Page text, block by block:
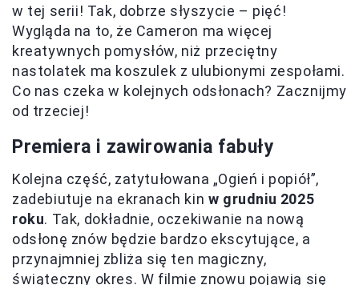
w tej serii! Tak, dobrze słyszycie – pięć!
Wygląda na to, że Cameron ma więcej
kreatywnych pomysłów, niż przeciętny
nastolatek ma koszulek z ulubionymi zespołami.
Co nas czeka w kolejnych odsłonach? Zacznijmy
od trzeciej!
Premiera i zawirowania fabuły
Kolejna część, zatytułowana „Ogień i popiół”,
zadebiutuje na ekranach kin w grudniu 2025
roku. Tak, dokładnie, oczekiwanie na nową
odsłonę znów będzie bardzo ekscytujące, a
przynajmniej zbliża się ten magiczny,
świąteczny okres. W filmie znowu pojawią się